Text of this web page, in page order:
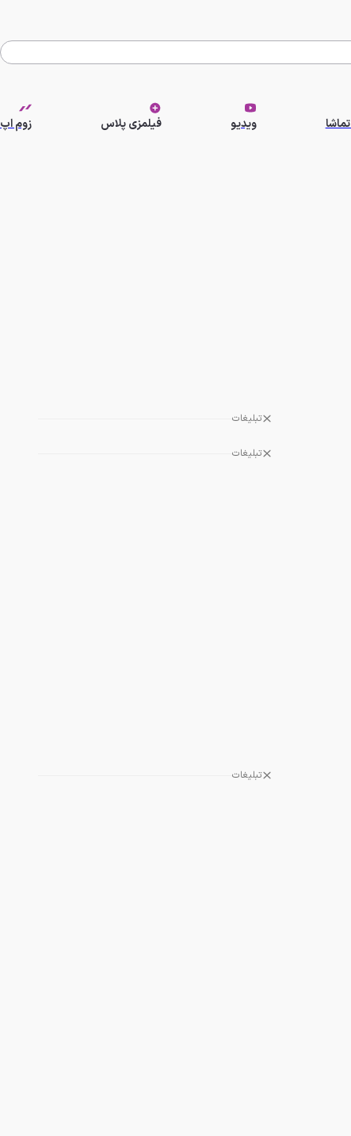
ویدیو فیلمزی پلاس زوم اپ
تبلیغات
تبلیغات
تبلیغات